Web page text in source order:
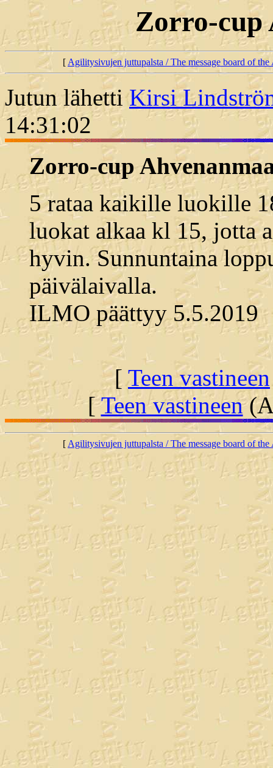
Zorro-cup
[Agilitysivujen juttupalsta / The message board of
Jutun lähettiKirsi
14:31:02
Zorro-cup
5 rataa kaikille luokille
luokat alkaa kl 15, jotta
hyvin. Sunnuntaina
päivälaivalla.
ILMO päättyy 5.5.2019
[Teen vastineen
[Teen vastineen
[Agilitysivujen juttupalsta / The message board of